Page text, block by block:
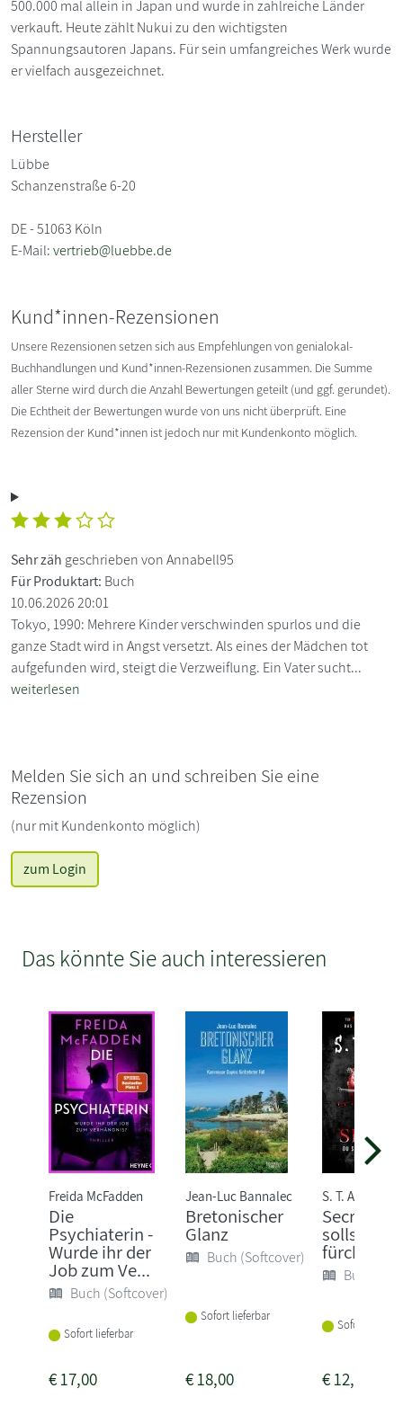
500.000 mal allein in Japan und wurde in zahlreiche Länder
verkauft. Heute zählt Nukui zu den wichtigsten
Spannungsautoren Japans. Für sein umfangreiches Werk wurde
er vielfach ausgezeichnet.
Hersteller
Lübbe
Schanzenstraße 6-20
DE - 51063 Köln
E-Mail:vertrieb@luebbe.de
Kund*innen-Rezensionen
Unsere Rezensionen setzen sich aus Empfehlungen von genialokal-
Buchhandlungen und Kund*innen-Rezensionen zusammen. Die Summe
aller Sterne wird durch die Anzahl Bewertungen geteilt (und ggf. gerundet).
Die Echtheit der Bewertungen wurde von uns nicht überprüft. Eine
Rezension der Kund*innen ist jedoch nur mit Kundenkonto möglich.
Sehr zäh geschrieben von Annabell95
Für Produktart: Buch
10.06.2026 20:01
Tokyo, 1990: Mehrere Kinder verschwinden spurlos und die
ganze Stadt wird in Angst versetzt. Als eines der Mädchen tot
aufgefunden wird, steigt die Verzweiflung. Ein Vater sucht...
weiterlesen
Melden Sie sich an und schreiben Sie eine
Rezension
(nur mit Kundenkonto möglich)
zum Login
Das könnte Sie auch interessieren
Freida McFadden
Die
Psychiaterin -
Wurde ihr der
Job zum Ve...
Buch (Softcover)
Sofort lieferbar
€17,00
Jean-Luc Bannalec
Bretonischer
Glanz
Buch (Softcover)
Sofort lieferbar
€18,00
S. T. Abby
Secret -
sollst
fürchten
Buch
Sofort
€12,00